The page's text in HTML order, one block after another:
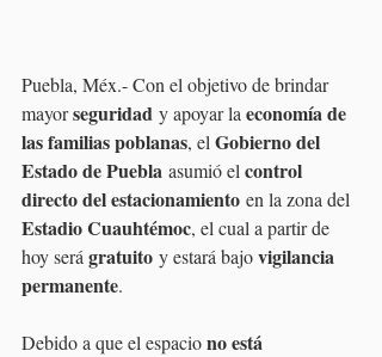
Puebla, Méx.- Con el objetivo de brindar
mayor seguridad y apoyar la economía de
las familias poblanas, el Gobierno del
Estado de Puebla asumió el control
directo del estacionamiento en la zona del
Estadio Cuauhtémoc, el cual a partir de
hoy será gratuito y estará bajo vigilancia
permanente.
Debido a que el espacio no está